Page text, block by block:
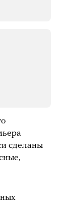
сделаны